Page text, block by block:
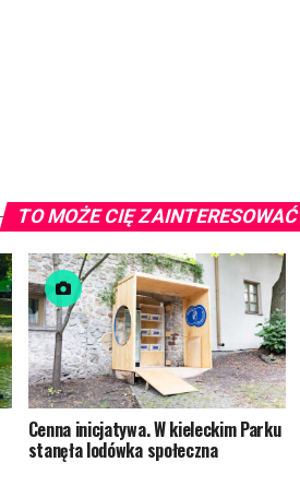
TO MOŻE CIĘ ZAINTERESOWAĆ
Cenna inicjatywa. W kieleckim Parku
stanęła lodówka społeczna